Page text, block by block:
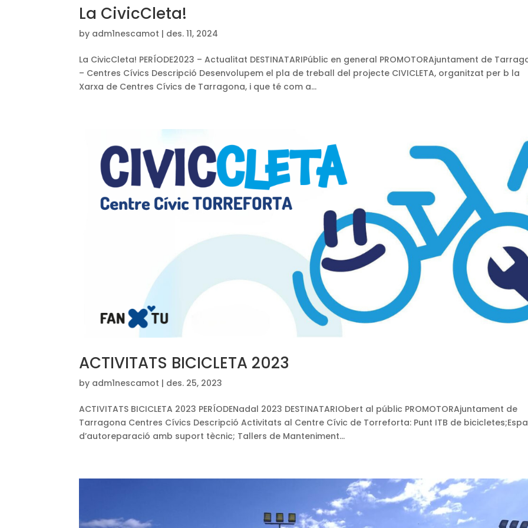
La CivicCleta!
by adm1nescamot | des. 11, 2024
La CivicCleta! PERÍODE2023 – Actualitat DESTINATARIPúblic en general PROMOTORAjuntament de
– Centres Cívics Descripció Desenvolupem el pla de treball del projecte CIVICLETA, organitzat per b la
Xarxa de Centres Cívics de Tarragona, i que té com a...
ACTIVITATS BICICLETA 2023
by adm1nescamot | des. 25, 2023
ACTIVITATS BICICLETA 2023 PERÍODENadal 2023 DESTINATARIObert al públic PROMOTORAjuntament de
Tarragona Centres Cívics Descripció Activitats al Centre Cívic de Torreforta: Punt ITB de
d’autoreparació amb suport tècnic; Tallers de Manteniment...